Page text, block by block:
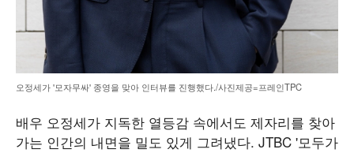
오정세가 '모자무싸' 종영을 맞아 인터뷰를 진행했다./사진제공=프레인TPC
배우 오정세가 지독한 열등감 속에서도 제자리를 찾아
가는 인간의 내면을 밀도 있게 그려냈다. JTBC '모두가